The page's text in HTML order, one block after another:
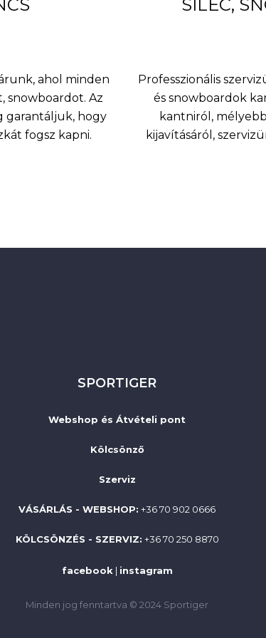
ahol minden
snowboardot. Az
garantáljuk, hogy
fogsz kapni.
SÍLÉC,
Professzionális
és snowboardok
kantniról,
kijavításáról,
SPORTIGER
Webshop és Átvételi pont
Kölcsönző
Szerviz
VÁSÁRLÁS - WEBSHOP: +36 70 902 0666
KÖLCSÖNZÉS - SZERVIZ: +36 70 250 8870
facebook| instagram
Minden jog fenntartva © 2024 Sportiger